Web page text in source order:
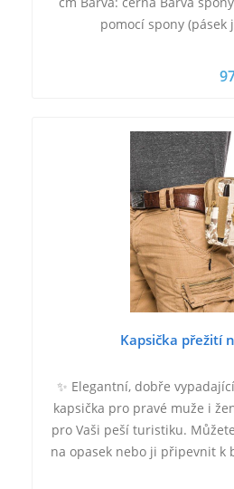
pomocí spony (pásek
Kapsička přežití
✨ Elegantní, dobře
kapsička pro pravé muže i
pro Vaši peší turistiku.
na opasek nebo ji připevnit k